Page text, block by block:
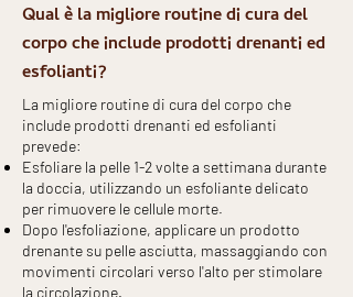
Qual è la migliore routine di cura del
corpo che include prodotti drenanti ed
esfolianti?
La migliore routine di cura del corpo che
include prodotti drenanti ed esfolianti
prevede:
Esfoliare la pelle 1-2 volte a settimana durante
la doccia, utilizzando un esfoliante delicato
per rimuovere le cellule morte.
Dopo l'esfoliazione, applicare un prodotto
drenante su pelle asciutta, massaggiando con
movimenti circolari verso l'alto per stimolare
la circolazione.